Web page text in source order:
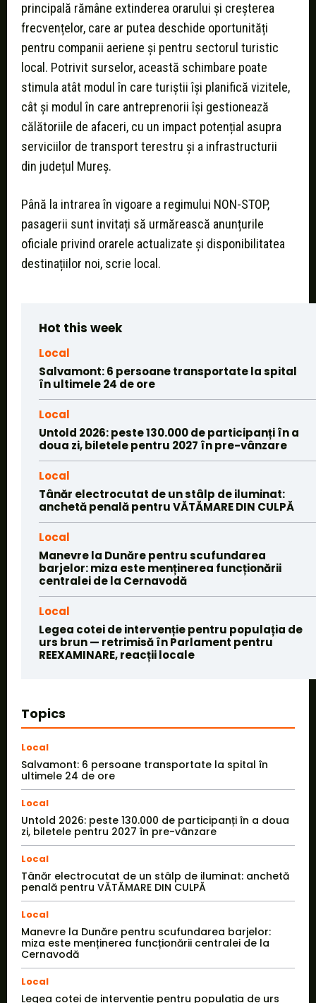
principală rămâne extinderea orarului și creșterea
frecvențelor, care ar putea deschide oportunități
pentru companii aeriene și pentru sectorul turistic
local. Potrivit surselor, această schimbare poate
stimula atât modul în care turiștii își planifică vizitele,
cât și modul în care antreprenorii își gestionează
călătoriile de afaceri, cu un impact potențial asupra
serviciilor de transport terestru și a infrastructurii
din județul Mureș.
Până la intrarea în vigoare a regimului NON-STOP,
pasagerii sunt invitați să urmărească anunțurile
oficiale privind orarele actualizate și disponibilitatea
destinațiilor noi, scrie local.
Hot this week
Local
Salvamont: 6 persoane transportate la spital
în ultimele 24 de ore
Local
Untold 2026: peste 130.000 de participanți în a
doua zi, biletele pentru 2027 în pre-vânzare
Local
Tânăr electrocutat de un stâlp de iluminat:
anchetă penală pentru VĂTĂMARE DIN CULPĂ
Local
Manevre la Dunăre pentru scufundarea
barjelor: miza este menținerea funcționării
centralei de la Cernavodă
Local
Legea cotei de intervenție pentru populația de
urs brun — retrimisă în Parlament pentru
REEXAMINARE, reacții locale
Topics
Local
Salvamont: 6 persoane transportate la spital în
ultimele 24 de ore
Local
Untold 2026: peste 130.000 de participanți în a doua
zi, biletele pentru 2027 în pre-vânzare
Local
Tânăr electrocutat de un stâlp de iluminat: anchetă
penală pentru VĂTĂMARE DIN CULPĂ
Local
Manevre la Dunăre pentru scufundarea barjelor:
miza este menținerea funcționării centralei de la
Cernavodă
Local
Legea cotei de intervenție pentru populația de urs